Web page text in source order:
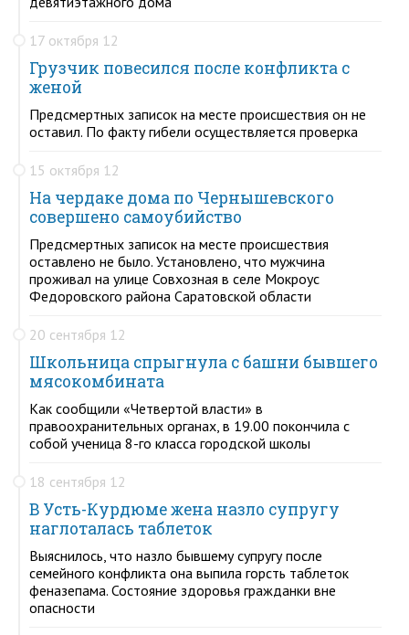
17 октября 12
Грузчик повесился после конфликта с
женой
Предсмертных записок на месте происшествия он не
оставил. По факту гибели осуществляется проверка
15 октября 12
На чердаке дома по Чернышевского
совершено самоубийство
Предсмертных записок на месте происшествия
оставлено не было. Установлено, что мужчина
проживал на улице Совхозная в селе Мокроус
Федоровского района Саратовской области
20 сентября 12
Школьница спрыгнула с башни бывшего
мясокомбината
Как сообщили «Четвертой власти» в
правоохранительных органах, в 19.00 покончила с
собой ученица 8-го класса городской школы
18 сентября 12
В Усть-Курдюме жена назло супругу
наглоталась таблеток
Выяснилось, что назло бывшему супругу после
семейного конфликта она выпила горсть таблеток
феназепама. Состояние здоровья гражданки вне
опасности